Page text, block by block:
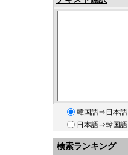
韓国語⇒日本語
日本語⇒韓国語
検索ランキング